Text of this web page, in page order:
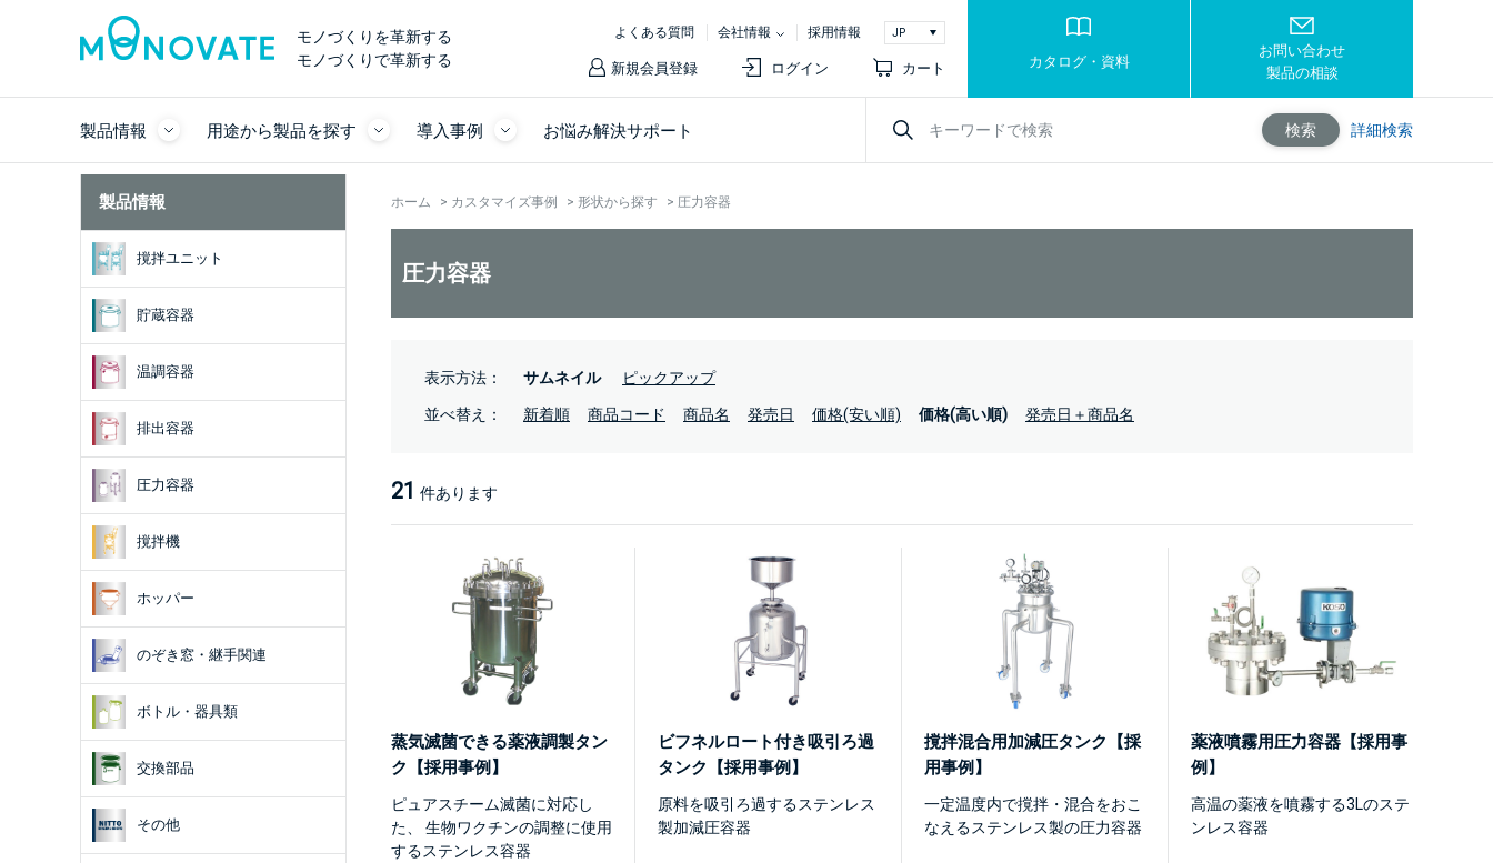
モノづくりを革新する
モノづくりで革新する
よくある質問 会社情報 採用情報
新規会員登録 ログイン カート カタログ・資料
お問い合わせ
製品の相談
製品情報 用途から製品を探す 導入事例 お悩み解決サポート 検索 詳細検索
製品情報
撹拌ユニット
貯蔵容器
温調容器
排出容器
圧力容器
撹拌機
ホッパー
のぞき窓・継手関連
ボトル・器具類
交換部品
その他
ホーム > カスタマイズ事例 > 形状から探す > 圧力容器
圧力容器
表示方法： サムネイル ピックアップ
並べ替え： 新着順 商品コード 商品名 発売日 価格(安い順) 価格(高い順) 発売日＋商品名
21 件あります
蒸気滅菌できる薬液調製タン
ク【採用事例】
ピュアスチーム滅菌に対応し
た、 生物ワクチンの調整に使用
するステンレス容器
ビフネルロート付き吸引ろ過
タンク【採用事例】
原料を吸引ろ過するステンレス
製加減圧容器
撹拌混合用加減圧タンク【採
用事例】
一定温度内で撹拌・混合をおこ
なえるステンレス製の圧力容器
薬液噴霧用圧力容器【採用事
例】
高温の薬液を噴霧する3Lのステ
ンレス容器